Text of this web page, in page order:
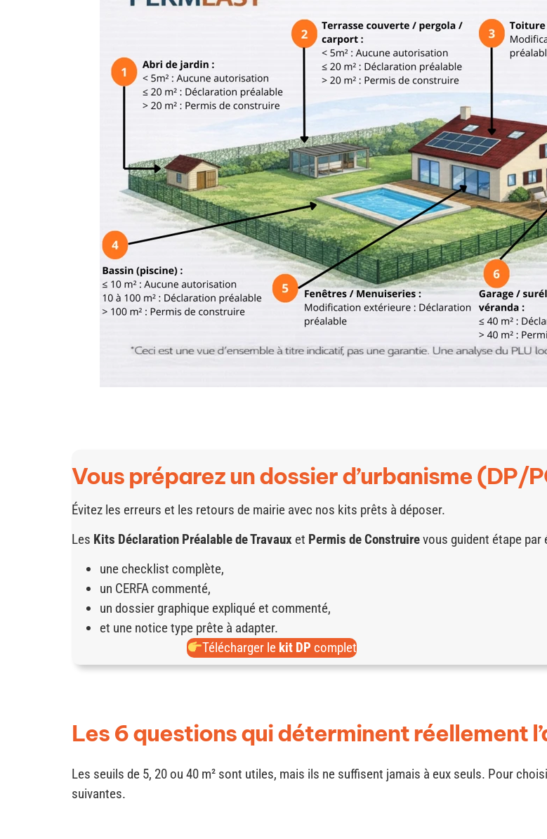
Vous préparez un dossier d’urbanisme (DP/
Évitez les erreurs et les retours de mairie avec nos kits prêts à déposer.
Les Kits Déclaration Préalable de Travaux et Permis de Construirevous guident étape par
une checklist complète,
un CERFA commenté,
un dossier graphique expliqué et commenté,
et une notice type prête à adapter.
Télécharger le kit DP complet
Les 6 questions qui déterminent réellement
Les seuils de 5, 20 ou 40 m² sont utiles, mais ils ne suffisent jamais à eux seuls. Pour
suivantes.